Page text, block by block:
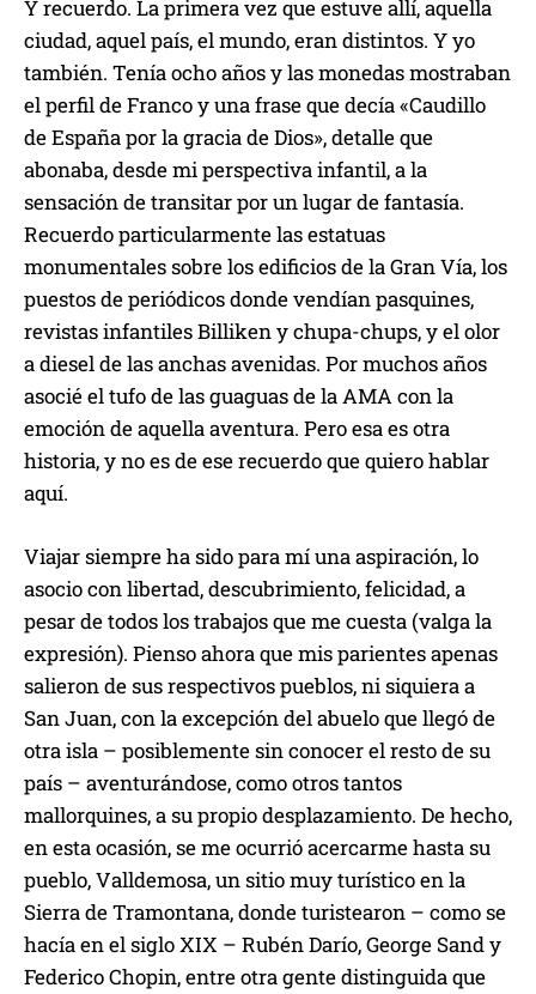
Y recuerdo. La primera vez que estuve allí, aquella
ciudad, aquel país, el mundo, eran distintos. Y yo
también. Tenía ocho años y las monedas mostraban
el perfil de Franco y una frase que decía «Caudillo
de España por la gracia de Dios», detalle que
abonaba, desde mi perspectiva infantil, a la
sensación de transitar por un lugar de fantasía.
Recuerdo particularmente las estatuas
monumentales sobre los edificios de la Gran Vía, los
puestos de periódicos donde vendían pasquines,
revistas infantiles Billiken y chupa-chups, y el olor
a diesel de las anchas avenidas. Por muchos años
asocié el tufo de las guaguas de la AMA con la
emoción de aquella aventura. Pero esa es otra
historia, y no es de ese recuerdo que quiero hablar
aquí.
Viajar siempre ha sido para mí una aspiración, lo
asocio con libertad, descubrimiento, felicidad, a
pesar de todos los trabajos que me cuesta (valga la
expresión). Pienso ahora que mis parientes apenas
salieron de sus respectivos pueblos, ni siquiera a
San Juan, con la excepción del abuelo que llegó de
otra isla – posiblemente sin conocer el resto de su
país – aventurándose, como otros tantos
mallorquines, a su propio desplazamiento. De hecho,
en esta ocasión, se me ocurrió acercarme hasta su
pueblo, Valldemosa, un sitio muy turístico en la
Sierra de Tramontana, donde turistearon – como se
hacía en el siglo XIX – Rubén Darío, George Sand y
Federico Chopin, entre otra gente distinguida que